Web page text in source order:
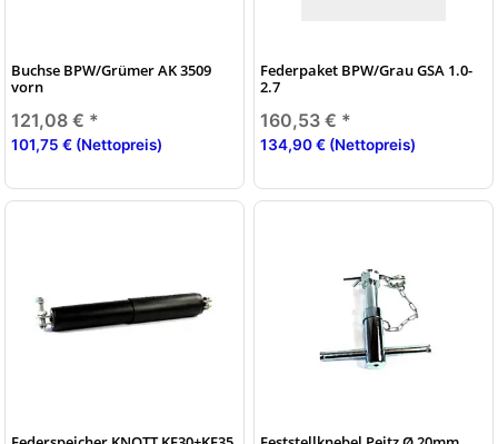
Buchse BPW/Grümer AK 3509
vorn
121,08 € *
101,75 € (Nettopreis)
Federpaket BPW/Grau GSA 1.0-
2.7
160,53 € *
134,90 € (Nettopreis)